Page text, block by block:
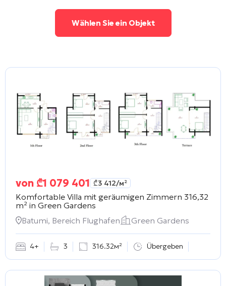
Wählen Sie ein Objekt
von ₾1 079 401 ₾3 412/м²
Komfortable Villa mit geräumigen Zimmern 316,32
m² in Green Gardens
Batumi, Bereich Flughafen
Green Gardens
4+ 3 316.32м² Übergeben